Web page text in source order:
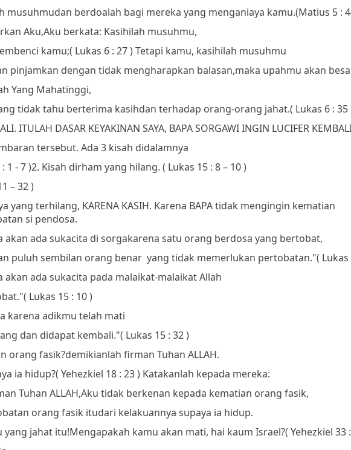
musuhmudan berdoalah bagi mereka yang menganiaya kamu.(Matius 5 :
Aku,Aku berkata: Kasihilah musuhmu,
kamu;( Lukas 6 : 27 )Tetapi kamu, kasihilah musuhmu
pinjamkan dengan tidak mengharapkan balasan,maka upahmu akan
Yang Mahatinggi,
tidak tahu berterima kasihdan terhadap orang-orang jahat.( Lukas 6 : 35
ITULAH DASAR KEYAKINAN SAYA, BAPA SORGAWI INGIN LUCIFER
tersebut. Ada 3 kisah didalamnya
1 - 7 )2. Kisah dirham yang hilang. ( Lukas 15 : 8 – 10 )
– 32 )
yang terhilang, KARENA KASIH. Karena BAPA tidak mengingin kematian
si pendosa.
akan ada sukacita di sorgakarena satu orang berdosa yang bertobat,
puluh sembilan orang benar yang tidak memerlukan pertobatan."( Lukas
akan ada sukacita pada malaikat-malaikat Allah
( Lukas 15 : 10 )
karena adikmu telah mati
dan didapat kembali."( Lukas 15 : 32 )
orang fasik?demikianlah firman Tuhan ALLAH.
ia hidup?( Yehezkiel 18 : 23 ) Katakanlah kepada mereka:
Tuhan ALLAH,Aku tidak berkenan kepada kematian orang fasik,
orang fasik itudari kelakuannya supaya ia hidup.
jahat itu!Mengapakah kamu akan mati, hai kaum Israel?( Yehezkiel 33